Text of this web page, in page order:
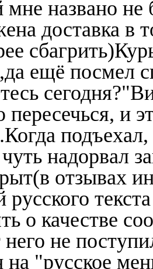
мне названо
доставка в
ещё посмел
и
надорвал
отзывах
русского
о качестве
не
на "русское